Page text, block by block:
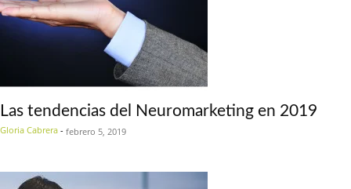
Las tendencias del Neuromarketing en 2019
Gloria Cabrera - febrero 5, 2019